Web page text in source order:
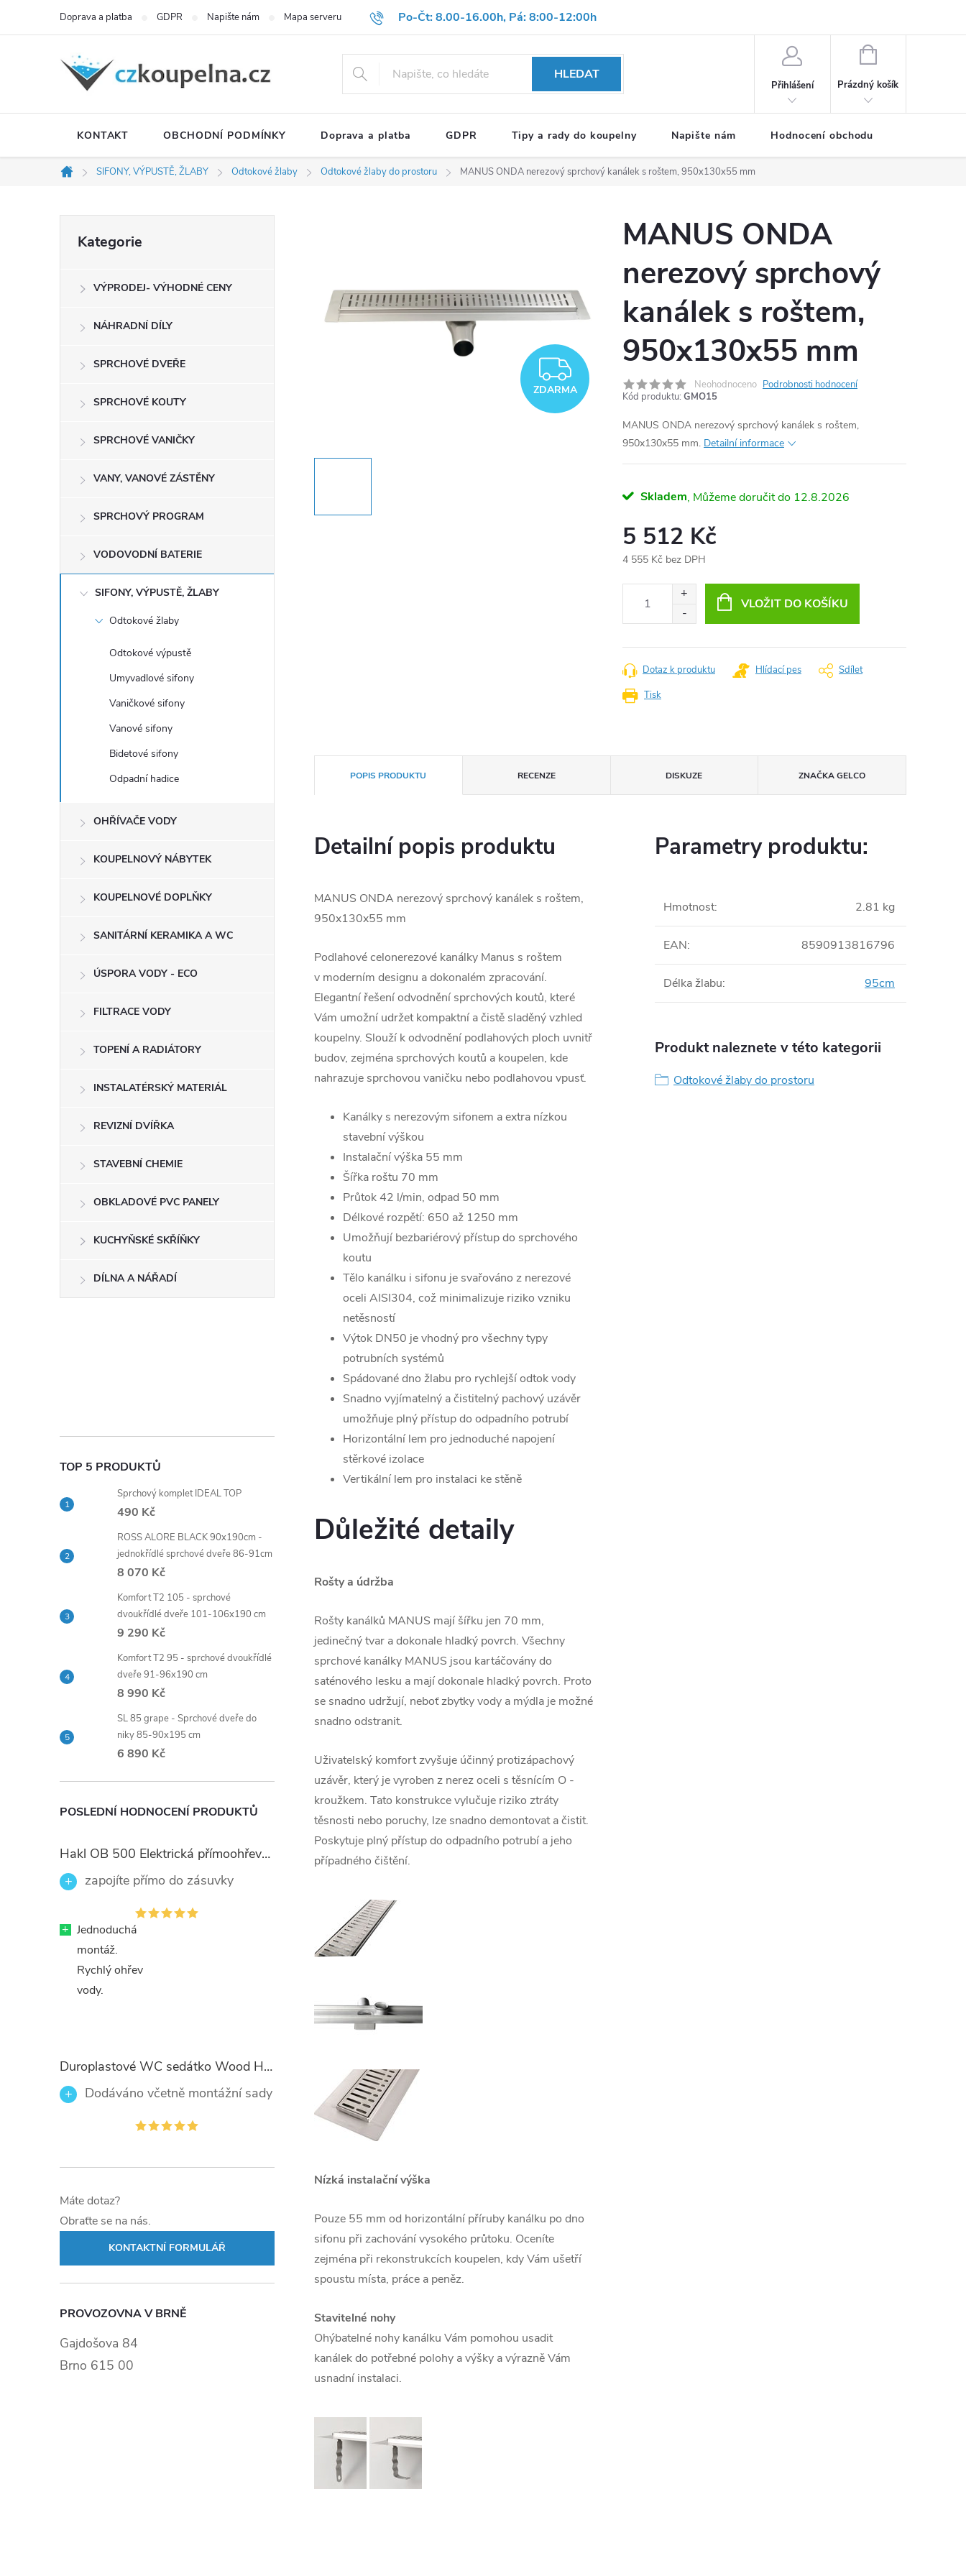
Po-Čt: 8.00-16.00h, Pá: 8:00-12:00h
Doprava a platba GDPR Napište nám Mapa serveru Hodnocení obchodu Reklamační formulář OBCHODNÍ PODMÍNKY
HLEDAT
Přihlášení
NÁKUPNÍ
Prázdný košík
KONTAKT OBCHODNÍ PODMÍNKY Doprava a platba GDPR Tipy a rady do koupelny Napište nám Hodnocení obchodu
Domů
SIFONY, VÝPUSTĚ, ŽLABY Odtokové žlaby Odtokové žlaby do prostoru MANUS ONDA nerezový sprchový kanálek s roštem, 950x130x55 mm
kategorie
Kategorie
VÝPRODEJ- VÝHODNÉ CENY
NÁHRADNÍ DÍLY
SPRCHOVÉ DVEŘE
SPRCHOVÉ KOUTY
SPRCHOVÉ VANIČKY
VANY, VANOVÉ ZÁSTĚNY
SPRCHOVÝ PROGRAM
VODOVODNÍ BATERIE
SIFONY, VÝPUSTĚ, ŽLABY
Odtokové žlaby
Odtokové výpustě
Umyvadlové sifony
Vaničkové sifony
Vanové sifony
Bidetové sifony
Odpadní hadice
OHŘÍVAČE VODY
KOUPELNOVÝ NÁBYTEK
KOUPELNOVÉ DOPLŇKY
SANITÁRNÍ KERAMIKA A WC
ÚSPORA VODY - ECO
FILTRACE VODY
TOPENÍ A RADIÁTORY
INSTALATÉRSKÝ MATERIÁL
REVIZNÍ DVÍŘKA
STAVEBNÍ CHEMIE
OBKLADOVÉ PVC PANELY
KUCHYŇSKÉ SKŘÍŇKY
DÍLNA A NÁŘADÍ
TOP 5 PRODUKTŮ
Sprchový komplet IDEAL TOP
490 Kč
ROSS ALORE BLACK 90x190cm -
jednokřídlé sprchové dveře 86-91cm
8 070 Kč
Komfort T2 105 - sprchové
dvoukřídlé dveře 101-106x190 cm
9 290 Kč
Komfort T2 95 - sprchové dvoukřídlé
dveře 91-96x190 cm
8 990 Kč
SL 85 grape - Sprchové dveře do
niky 85-90x195 cm
6 890 Kč
POSLEDNÍ HODNOCENÍ PRODUKTŮ
Hakl OB 500 Elektrická přímoohřevná vodovodní baterie, černé flexi ramínko
zapojíte přímo do zásuvky
+ Jednoduchá
montáž.
Rychlý ohřev
vody.
Duroplastové WC sedátko Wood Heart 82377 se zpomalovacím mechanismem SOFT-CLOSE
Dodáváno včetně montážní sady
Máte dotaz?
Obraťte se na nás.
KONTAKTNÍ FORMULÁŘ
PROVOZOVNA V BRNĚ
Gajdošova 84
Brno 615 00
ZDARMA
ZDARMA
MANUS ONDA
nerezový sprchový
kanálek s roštem,
950x130x55 mm
Neohodnoceno Podrobnosti hodnocení
Kód produktu: GMO15
MANUS ONDA nerezový sprchový kanálek s roštem,
950x130x55 mm. Detailní informace
Skladem 12.8.2026
5 512 Kč
4 555 Kč bez DPH
VLOŽIT DO KOŠÍKU
Tisk
Dotaz k produktu Hlídací pes Sdílet
POPIS PRODUKTU RECENZE DISKUZE ZNAČKAGELCO
Detailní popis produktu
MANUS ONDA nerezový sprchový kanálek s roštem,
950x130x55 mm
Podlahové celonerezové kanálky Manus s roštem
v moderním designu a dokonalém zpracování.
Elegantní řešení odvodnění sprchových koutů, které
Vám umožní udržet kompaktní a čistě sladěný vzhled
koupelny. Slouží k odvodnění podlahových ploch uvnitř
budov, zejména sprchových koutů a koupelen, kde
nahrazuje sprchovou vaničku nebo podlahovou vpusť.
Kanálky s nerezovým sifonem a extra nízkou
stavební výškou
Instalační výška 55 mm
Šířka roštu 70 mm
Průtok 42 l/min, odpad 50 mm
Délkové rozpětí: 650 až 1250 mm
Umožňují bezbariérový přístup do sprchového
koutu
Tělo kanálku i sifonu je svařováno z nerezové
oceli AISI304, což minimalizuje riziko vzniku
netěsností
Výtok DN50 je vhodný pro všechny typy
potrubních systémů
Spádované dno žlabu pro rychlejší odtok vody
Snadno vyjímatelný a čistitelný pachový uzávěr
umožňuje plný přístup do odpadního potrubí
Horizontální lem pro jednoduché napojení
stěrkové izolace
Vertikální lem pro instalaci ke stěně
Důležité detaily
Rošty a údržba
Rošty kanálků MANUS mají šířku jen 70 mm,
jedinečný tvar a dokonale hladký povrch. Všechny
sprchové kanálky MANUS jsou kartáčovány do
saténového lesku a mají dokonale hladký povrch. Proto
se snadno udržují, neboť zbytky vody a mýdla je možné
snadno odstranit.
Uživatelský komfort zvyšuje účinný protizápachový
uzávěr, který je vyroben z nerez oceli s těsnícím O -
kroužkem. Tato konstrukce vylučuje riziko ztráty
těsnosti nebo poruchy, lze snadno demontovat a čistit.
Poskytuje plný přístup do odpadního potrubí a jeho
případného čištění.
Nízká instalační výška
Pouze 55 mm od horizontální příruby kanálku po dno
sifonu při zachování vysokého průtoku. Oceníte
zejména při rekonstrukcích koupelen, kdy Vám ušetří
spoustu místa, práce a peněz.
Stavitelné nohy
Ohýbatelné nohy kanálku Vám pomohou usadit
kanálek do potřebné polohy a výšky a výrazně Vám
usnadní instalaci.
Parametry produktu:
Hmotnost: 2.81 kg
EAN: 8590913816796
Délka žlabu: 95cm
Produkt naleznete v této kategorii
Odtokové žlaby do prostoru